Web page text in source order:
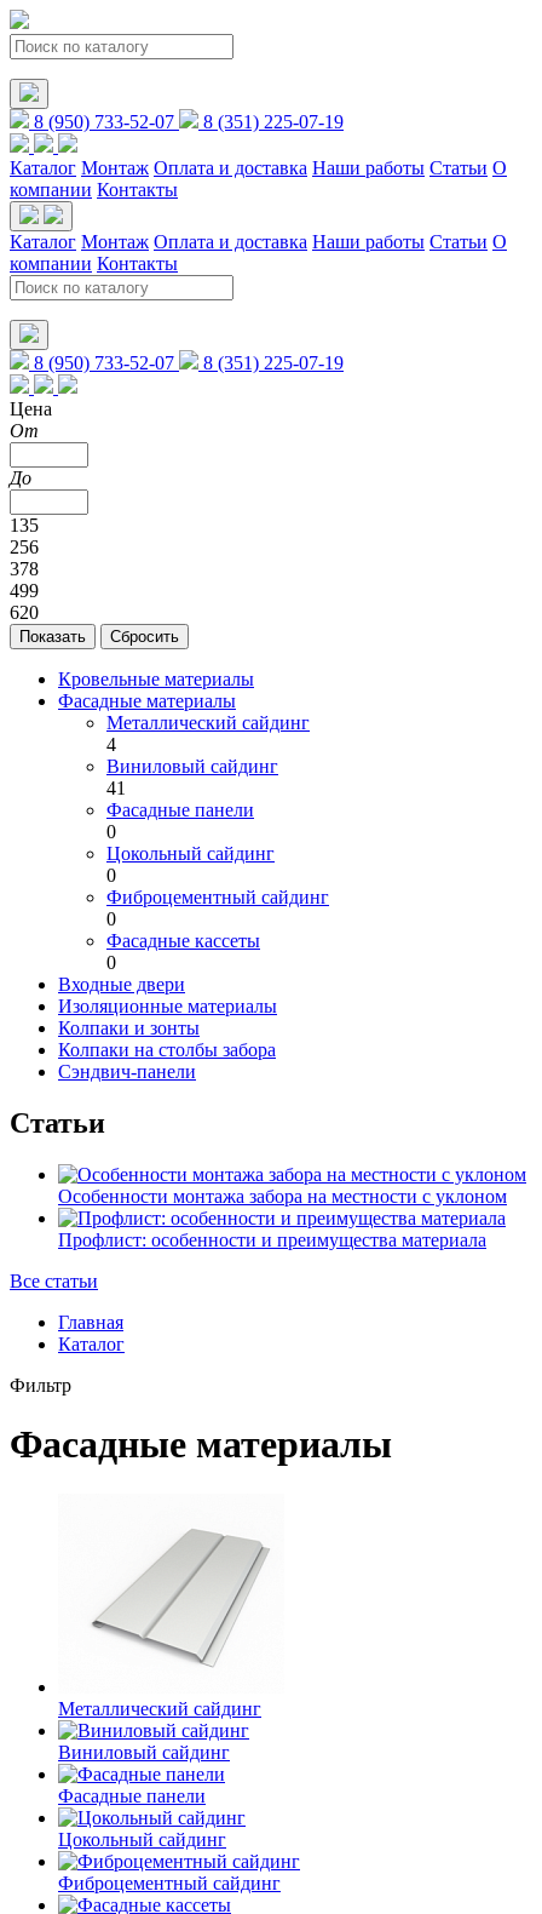
8 (950) 733-52-07 8 (351) 225-07-19
Каталог Монтаж Оплата и доставка Наши работы Статьи О
компании Контакты
Каталог Монтаж Оплата и доставка Наши работы Статьи О
компании Контакты
8 (950) 733-52-07 8 (351) 225-07-19
Цена
От
До
135
256
378
499
620
Кровельные материалы
Фасадные материалы
Металлический сайдинг
4
Виниловый сайдинг
41
Фасадные панели
0
Цокольный сайдинг
0
Фиброцементный сайдинг
0
Фасадные кассеты
0
Входные двери
Изоляционные материалы
Колпаки и зонты
Колпаки на столбы забора
Сэндвич-панели
Статьи
Особенности монтажа забора на местности с уклоном
Профлист: особенности и преимущества материала
Все статьи
Главная
Каталог
Фильтр
Фасадные материалы
Металлический сайдинг
Виниловый сайдинг
Фасадные панели
Цокольный сайдинг
Фиброцементный сайдинг